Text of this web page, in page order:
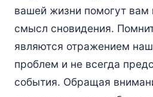
вашей жизни помогут вам
смысл сновидения.
являются отражением
проблем и не всегда
события. Обращая